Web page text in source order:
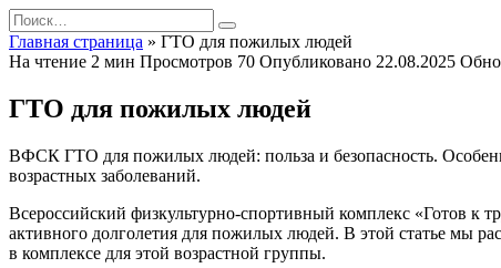
Перейти
к
содержанию
Search
for:
Главная страница » ГТО для пожилых людей
На чтение 2 мин Просмотров 70 Опубликовано 22.08.2025
ГТО для пожилых людей
ВФСК ГТО для пожилых людей: польза и безопасность.
возрастных заболеваний.
Всероссийский физкультурно-спортивный комплекс «Готов
активного долголетия для пожилых людей. В этой статье мы
в комплексе для этой возрастной группы.